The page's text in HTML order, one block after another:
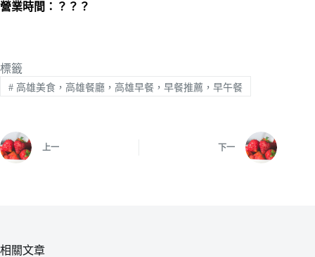
營業時間：？？？
標籤
#高雄美食，高雄餐廳，高雄早餐，早餐推薦，早午餐
上一 下一
相關文章